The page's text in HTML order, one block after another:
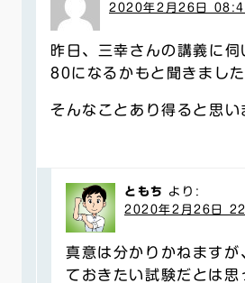
2020年2月26日
昨日、三幸さんの講義に伺
80になるかもと聞きました
そんなことあり得ると思い
ともち
より:
2020年2月26日
真意は分かりかねます
ておきたい試験だとは思